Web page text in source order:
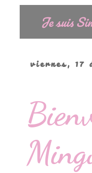
Je suis
viernes, 17